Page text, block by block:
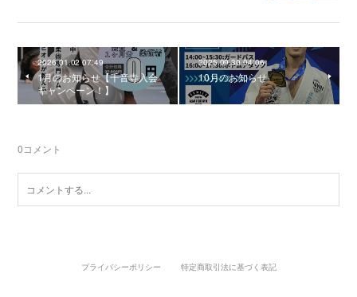
2026.01.02 07:49
1月のお知らせ【千音寺入会
キャンペーン！】
2025.09.30 04:06
10月のお知らせ
0コメント
プライバシーポリシー 特定商取引法に基づく表記